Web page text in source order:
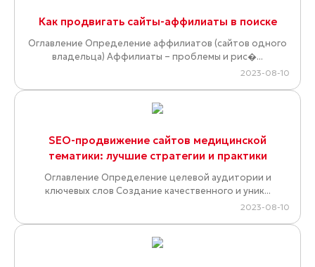
Как продвигать сайты-аффилиаты в поиске
Оглавление Определение аффилиатов (сайтов одного
владельца) Аффилиаты – проблемы и рис�...
2023-08-10
SEO-продвижение сайтов медицинской
тематики: лучшие стратегии и практики
Оглавление Определение целевой аудитории и
ключевых слов Создание качественного и уник...
2023-08-10